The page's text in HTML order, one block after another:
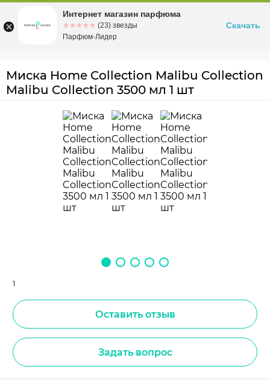
Омскул. Заозерная, 11, к. 1
Миска Home Collection Malibu Collection
Malibu Collection 3500 мл 1 шт
1
Оставить отзыв
Задать вопрос
Интернет магазин парфюма
☆☆☆☆☆
★★★★★ (23) звезды
Парфюм-Лидер
Скачать